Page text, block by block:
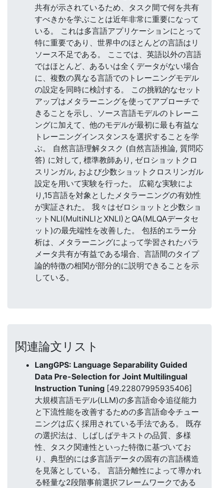
共有が示されているため、タスク間で何を共有
すべきかを学ぶことは近年非常に重要になって
いる。 これは多言語アプリケーションにとって
特に重要であり、世界中のほとんどの言語はリ
ソース不足である。 ここでは、英語以外の言語
ではほとんど、あるいは全くデータがない場合
に、複数の異なる言語でのトレーニングモデル
の設定を同時に検討する。 この挑戦的なセット
アップはメタラーニングを使ってアプローチで
きることを示し、ソース言語モデルのトレーニ
ングに加えて、他のモデルが最初に最も有益な
トレーニングインスタンスを選択することを学
ぶ。 自然言語理解タスク (自然言語推論, 質問応
答) に対して, 標準教師あり, ゼロショットクロ
スリンガル, および少数ショットクロスリンガル
設定を用いて実験を行った。 広範な実験によ
り,15言語を対象としたメタラーニングの有効性
が実証された。 我々はゼロショットと少数ショ
ットNLI(MultiNLIとXNLI)とQA(MLQAデータセ
ット)の最先端性を改善した。 包括的エラー分
析は、メタラーニングによって学習されたパラ
メータ共有が有益である場合、言語間のタイプ
論的特徴の相関が部分的に説明できることを示
している。
関連論文リスト
LangGPS: Language Separability Guided
Data Pre-Selection for Joint Multilingual
Instruction Tuning [49.22807995935406]
大規模言語モデル(LLM)の多言語命令追従能力
と下流性能を改善するための多言語命令チュー
ニングは広く採用されている手法である。 既存
の選択法は、しばしばテキストの品質、多様
性、タスク関連性といった特徴に基づいてお
り、典型的には多言語データの固有の言語構造
を見落としている。 言語分離性によって導かれ
る軽量な2段階事前選択フレームワークである